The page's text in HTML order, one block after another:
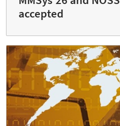
accepted